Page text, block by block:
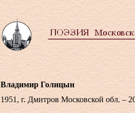
Владимир Голицын
1951, г. Дмитров Московской обл. –